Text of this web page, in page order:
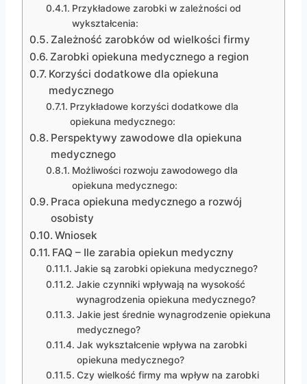
Przykładowe zarobki w zależności od
wykształcenia:
Zależność zarobków od wielkości firmy
Zarobki opiekuna medycznego a region
Korzyści dodatkowe dla opiekuna
medycznego
Przykładowe korzyści dodatkowe dla
opiekuna medycznego:
Perspektywy zawodowe dla opiekuna
medycznego
Możliwości rozwoju zawodowego dla
opiekuna medycznego:
Praca opiekuna medycznego a rozwój
osobisty
Wniosek
FAQ – Ile zarabia opiekun medyczny
Jakie są zarobki opiekuna medycznego?
Jakie czynniki wpływają na wysokość
wynagrodzenia opiekuna medycznego?
Jakie jest średnie wynagrodzenie opiekuna
medycznego?
Jak wykształcenie wpływa na zarobki
opiekuna medycznego?
Czy wielkość firmy ma wpływ na zarobki